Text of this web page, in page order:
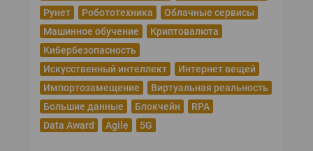
Рунет
Робототехника
Облачные сервисы
Машинное обучение
Криптовалюта
Кибербезопасность
Искусственный интеллект
Интернет вещей
Импортозамещение
Виртуальная реальность
Большие данные
Блокчейн
RPA
Data Award
Agile 5G